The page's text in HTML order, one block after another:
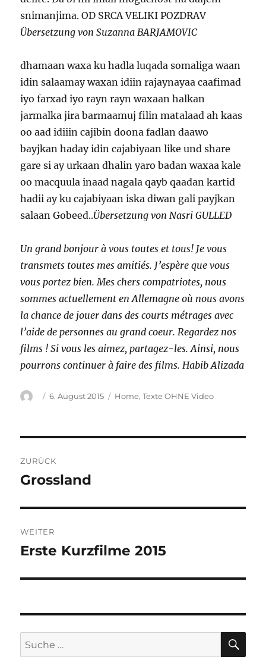
snimanjima. OD SRCA VELIKI POZDRAV
Übersetzung von Suzanna BARJAMOVIC
dhamaan waxa ku hadla luqada somaliga waan
idin salaamay waxan idiin rajaynayaa caafimad
iyo farxad iyo rayn rayn waxaan halkan
jarmalka jira barmaamuj filin matalaad ah kaas
oo aad idiiin cajibin doona fadlan daawo
bayjkan haday idin cajabiyaan like und share
gare si ay urkaan dhalin yaro badan waxaa kale
oo macquula inaad nagala qayb qaadan kartid
hadii ay ku cajabiyaan iska diwan gali payjkan
salaan Gobeed..Übersetzung von Nasri GULLED
Un grand bonjour à vous toutes et tous! Je vous
transmets toutes mes amitiés. J’espère que vous
vous portez bien. Mes chers compatriotes, nous
sommes actuellement en Allemagne où nous avons
la chance de jouer dans des courts métrages avec
l’aide de personnes au grand coeur. Regardez nos
films ! Si vous les aimez, partagez-les. Ainsi, nous
pourrons continuer à faire des films. Habib Alizada
AutorVeröffentlicht
6. August 2015 Kategorien
Home,Texte OHNE Video
ZURÜCK
Vorheriger
Grossland
WEITER
Nächster
Erste Kurzfilme 2015
Suche
nach: